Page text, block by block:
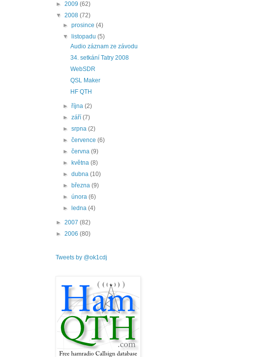
► 2009 (62)
▼ 2008 (72)
►prosince(4)
▼
listopadu(5)
Audio záznam ze závodu
34. setkání Tatry 2008
WebSDR
QSL Maker
HF QTH
►října(2)
►září(7)
►srpna(2)
►července(6)
►června(9)
►
května(8)
►dubna(10)
► března(9)
►února(6)
►
ledna(4)
► 2007 (82)
► 2006 (80)
Tweets by @ok1cdj